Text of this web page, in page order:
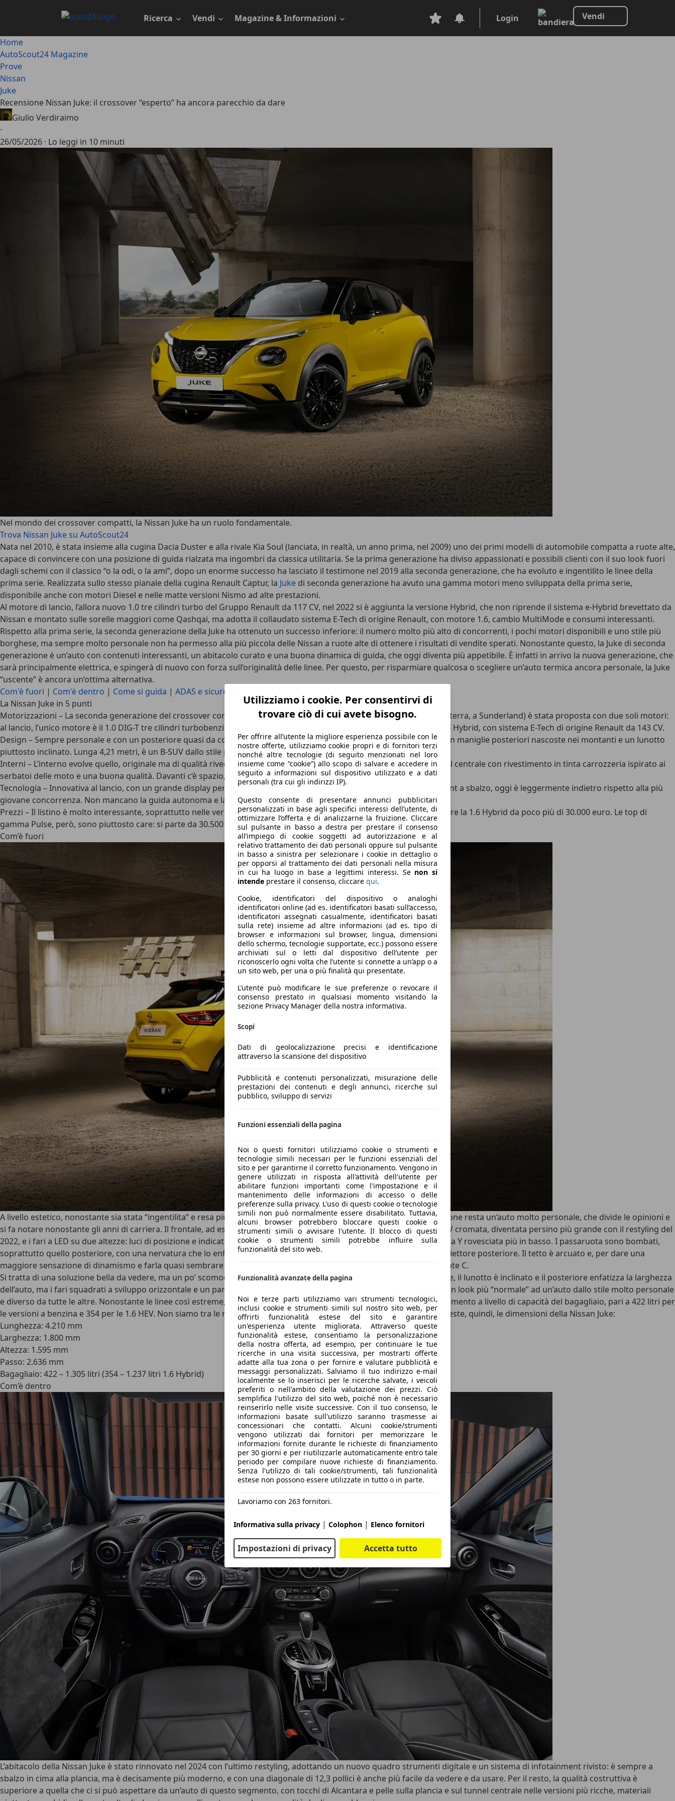
principale
Ricerca Vendi Magazine & Informazioni Login Vendi
Utilizziamo i cookie. Per consentirvi di
trovare ciò di cui avete bisogno.
Per offrire all’utente la migliore esperienza possibile con le
nostre offerte, utilizziamo cookie propri e di fornitori terzi
nonché altre tecnologie (di seguito menzionati nel loro
insieme come “cookie”) allo scopo di salvare e accedere in
seguito a informazioni sul dispositivo utilizzato e a dati
personali (tra cui gli indirizzi IP).
Questo consente di presentare annunci pubblicitari
personalizzati in base agli specifici interessi dell’utente, di
ottimizzare l’offerta e di analizzarne la fruizione. Cliccare
sul pulsante in basso a destra per prestare il consenso
all’impiego di cookie soggetti ad autorizzazione e al
relativo trattamento dei dati personali oppure sul pulsante
in basso a sinistra per selezionare i cookie in dettaglio o
per opporsi al trattamento dei dati personali nella misura
in cui ha luogo in base a legittimi interessi. Se non si
intende prestare il consenso, cliccare qui.
Cookie, identificatori del dispositivo o analoghi
identificatori online (ad es. identificatori basati sull’accesso,
identificatori assegnati casualmente, identificatori basati
sulla rete) insieme ad altre informazioni (ad es. tipo di
browser e informazioni sul browser, lingua, dimensioni
dello schermo, tecnologie supportate, ecc.) possono essere
archiviati sul o letti dal dispositivo dell’utente per
riconoscerlo ogni volta che l’utente si connette a un’app o a
un sito web, per una o più finalità qui presentate.
L’utente può modificare le sue preferenze o revocare il
consenso prestato in qualsiasi momento visitando la
sezione Privacy Manager della nostra informativa.
Scopi
Dati di geolocalizzazione precisi e identificazione
attraverso la scansione del dispositivo
Pubblicità e contenuti personalizzati, misurazione delle
prestazioni dei contenuti e degli annunci, ricerche sul
pubblico, sviluppo di servizi
Funzioni essenziali della pagina
Noi o questi fornitori utilizziamo cookie o strumenti e
tecnologie simili necessari per le funzioni essenziali del
sito e per garantirne il corretto funzionamento. Vengono in
genere utilizzati in risposta all'attività dell'utente per
abilitare funzioni importanti come l'impostazione e il
mantenimento delle informazioni di accesso o delle
preferenze sulla privacy. L'uso di questi cookie o tecnologie
simili non può normalmente essere disabilitato. Tuttavia,
alcuni browser potrebbero bloccare questi cookie o
strumenti simili o avvisare l'utente. Il blocco di questi
cookie o strumenti simili potrebbe influire sulla
funzionalità del sito web.
Funzionalità avanzate della pagina
Noi e terze parti utilizziamo vari strumenti tecnologici,
inclusi cookie e strumenti simili sul nostro sito web, per
offrirti funzionalità estese del sito e garantire
un'esperienza utente migliorata. Attraverso queste
funzionalità estese, consentiamo la personalizzazione
della nostra offerta, ad esempio, per continuare le tue
ricerche in una visita successiva, per mostrarti offerte
adatte alla tua zona o per fornire e valutare pubblicità e
messaggi personalizzati. Salviamo il tuo indirizzo e-mail
localmente se lo inserisci per le ricerche salvate, i veicoli
preferiti o nell'ambito della valutazione dei prezzi. Ciò
semplifica l'utilizzo del sito web, poiché non è necessario
reinserirlo nelle visite successive. Con il tuo consenso, le
informazioni basate sull'utilizzo saranno trasmesse ai
concessionari che contatti. Alcuni cookie/strumenti
vengono utilizzati dai fornitori per memorizzare le
informazioni fornite durante le richieste di finanziamento
per 30 giorni e per riutilizzarle automaticamente entro tale
periodo per compilare nuove richieste di finanziamento.
Senza l'utilizzo di tali cookie/strumenti, tali funzionalità
estese non possono essere utilizzate in tutto o in parte.
Lavoriamo con 263 fornitori.
Informativa sulla privacy | Colophon | Elenco fornitori
Impostazioni di privacy Accetta tutto
Home
AutoScout24 Magazine
Prove
Nissan
Juke
Recensione Nissan Juke: il crossover “esperto” ha ancora parecchio da dare
Giulio Verdiraimo
·
26/05/2026 · Lo leggi in 10 minuti
Nel mondo dei crossover compatti, la Nissan Juke ha un ruolo fondamentale.
Trova Nissan Juke su AutoScout24
Nata nel 2010, è stata insieme alla cugina Dacia Duster e alla rivale Kia Soul (lanciata, in realtà, un anno prima, nel 2009) uno dei primi modelli di automobile compatta a ruote alte,
capace di convincere con una posizione di guida rialzata ma ingombri da classica utilitaria. Se la prima generazione ha diviso appassionati e possibili clienti con il suo look fuori
dagli schemi con il classico “o la odi, o la ami”, dopo un enorme successo ha lasciato il testimone nel 2019 alla seconda generazione, che ha evoluto e ingentilito le linee della
prima serie. Realizzata sullo stesso pianale della cugina Renault Captur, la Juke di seconda generazione ha avuto una gamma motori meno sviluppata della prima serie,
disponibile anche con motori Diesel e nelle matte versioni Nismo ad alte prestazioni.
Al motore di lancio, l’allora nuovo 1.0 tre cilindri turbo del Gruppo Renault da 117 CV, nel 2022 si è aggiunta la versione Hybrid, che non riprende il sistema e-Hybrid brevettato da
Nissan e montato sulle sorelle maggiori come Qashqai, ma adotta il collaudato sistema E-Tech di origine Renault, con motore 1.6, cambio MultiMode e consumi interessanti.
Rispetto alla prima serie, la seconda generazione della Juke ha ottenuto un successo inferiore: il numero molto più alto di concorrenti, i pochi motori disponibili e uno stile più
borghese, ma sempre molto personale non ha permesso alla più piccola delle Nissan a ruote alte di ottenere i risultati di vendite sperati. Nonostante questo, la Juke di seconda
generazione è un’auto con contenuti interessanti, un abitacolo curato e una buona dinamica di guida, che oggi diventa più appetibile. È infatti in arrivo la nuova generazione, che
sarà principalmente elettrica, e spingerà di nuovo con forza sull’originalità delle linee. Per questo, per risparmiare qualcosa o scegliere un’auto termica ancora personale, la Juke
“uscente” è ancora un’ottima alternativa.
Com'è fuori | Com'è dentro | Come si guida | ADAS e sicurezza
La Nissan Juke in 5 punti
Motorizzazioni – La seconda generazione del crossover compatto giapponese (costruito, fin dalla prima serie, in Inghilterra, a Sunderland) è stata proposta con due soli motori:
al lancio, l’unico motore è il 1.0 DIG-T tre cilindri turbobenzina da 117 CV (114 dal 2020), mentre dal 2022 c’è anche la 1.6 Hybrid, con sistema E-Tech di origine Renault da 143 CV.
Design – Sempre personale e con un posteriore quasi da coupé, ha un frontale con fari su due altezze, vista laterale con maniglie posteriori nascoste nei montanti e un lunotto
piuttosto inclinato. Lunga 4,21 metri, è un B-SUV dallo stile personale.
Interni – L’interno evolve quello, originale ma di qualità rivedibile, della prima serie, con una plancia ben fatta, un tunnel centrale con rivestimento in tinta carrozzeria ispirato ai
serbatoi delle moto e una buona qualità. Davanti c’è spazio, dietro un po’ meno.
Tecnologia – Innovativa al lancio, con un grande display per il quadro strumenti digitale e uno schermo dell’infotainment a sbalzo, oggi è leggermente indietro rispetto alla più
giovane concorrenza. Non mancano la guida autonoma e la connettività con Apple CarPlay e Android Auto.
Prezzi – Il listino è molto interessante, soprattutto nelle versioni “base”: la 1.0 turbobenzina parte da 26.000 euro, mentre la 1.6 Hybrid da poco più di 30.000 euro. Le top di
gamma Pulse, però, sono piuttosto care: si parte da 30.500 euro per il 1.0 DIG-T con cambio manuale.
Com’è fuori
A livello estetico, nonostante sia stata “ingentilita” e resa più tradizionale nello stile,la Nissan Juke di seconda generazione resta un’auto molto personale, che divide le opinioni e
si fa notare nonostante gli anni di carriera. Il frontale, ad esempio, resta molto riconoscibile, con la mascherina con la V cromata, diventata persino più grande con il restyling del
2022, e i fari a LED su due altezze: luci di posizione e indicatori di direzione in alto, fari principali tondi con firma diurna a Y rovesciata più in basso. I passaruota sono bombati,
soprattutto quello posteriore, con una nervatura che lo enfatizza che parte dalla maniglia anteriore e arriva fino al proiettore posteriore. Il tetto è arcuato e, per dare una
maggiore sensazione di dinamismo e farla quasi sembrare una tre porte,
la maniglia posteriore è nascosta nel montante C.
Si tratta di una soluzione bella da vedere, ma un po’ scomoda per i più piccoli da utilizzare in autonomia.
In coda, invece, il lunotto è inclinato e il posteriore enfatizza la larghezza
dell’auto, ma i fari squadrati a sviluppo orizzontale e un paraurti posteriore meno tondeggiante e più sportivo danno un look più “normale” ad un’auto dallo stile molto personale
e diverso da tutte le altre. Nonostante le linee così estreme, con la seconda generazione della Juke c’è stato unmiglioramento a livello di capacità del bagagliaio, pari a 422 litri per
le versioni a benzina e 354 per le 1.6 HEV. Non siamo tra le migliori del segmento, ma non ci si può lamentare.Sono queste, quindi, le dimensioni della Nissan Juke:
Lunghezza: 4.210 mm
Larghezza: 1.800 mm
Altezza: 1.595 mm
Passo: 2.636 mm
Bagagliaio: 422 – 1.305 litri (354 – 1.237 litri 1.6 Hybrid)
Com’è dentro
L’abitacolo della Nissan Juke è stato rinnovato nel 2024 con l’ultimo restyling, adottando un nuovo quadro strumenti digitale e un sistema di infotainment rivisto: è sempre a
sbalzo in cima alla plancia, ma è decisamente più moderno, e con una diagonale di 12,3 pollici è anche più facile da vedere e da usare. Per il resto, la qualità costruttiva è
superiore a quella che ci si può aspettare da un’auto di questo segmento, con tocchi di Alcantara e pelle sulla plancia e sul tunnel centrale nelle versioni più ricche, materiali